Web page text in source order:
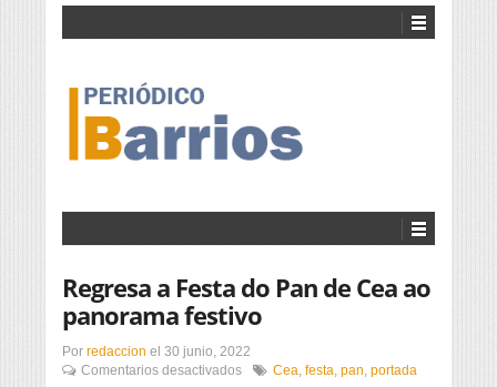
Regresa a Festa do Pan de Cea ao
panorama festivo
Por redaccion el 30 junio, 2022
Comentarios desactivadosen
Cea, festa, pan, portada